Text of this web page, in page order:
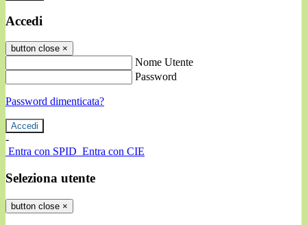
Accedi
button close ×
Nome Utente
Password
Password dimenticata?
-
Entra con SPID Entra con CIE
Seleziona utente
button close ×